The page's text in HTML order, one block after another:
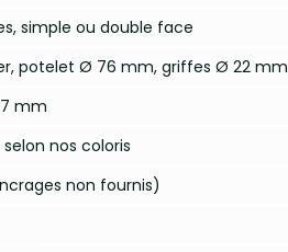
simple ou double face
potelet Ø 76 mm, griffes Ø 22 mm
mm
nos coloris
non fournis)